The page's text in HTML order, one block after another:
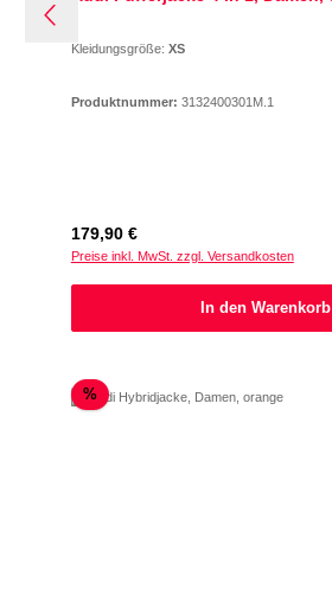
Kleidungsgröße: XS
Produktnummer: 3132400301M.1
Regulärer Preis:
179,90 €
Preise inkl. MwSt. zzgl. Versandkosten
In den Warenkorb
%Rabatt